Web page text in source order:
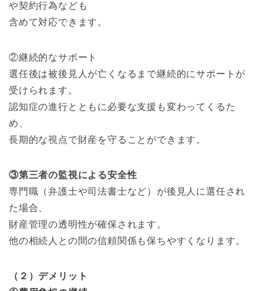
や契約行為なども
含めて対応できます。
②継続的なサポート
選任後は被後見人が亡くなるまで継続的にサポートが
受けられます。
認知症の進行とともに必要な支援も変わってくるた
め、
長期的な視点で財産を守ることができます。
③第三者の監視による安全性
専門職（弁護士や司法書士など）が後見人に選任され
た場合、
財産管理の透明性が確保されます。
他の相続人との間の信頼関係も保ちやすくなります。
（２）デメリット